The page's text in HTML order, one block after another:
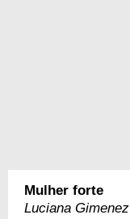
Mulher forte
Luciana Gimenez